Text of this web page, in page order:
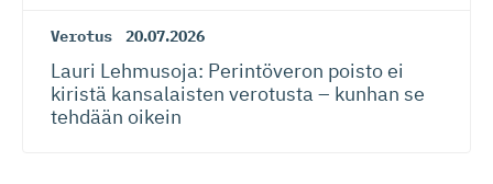
Verotus 20.07.2026
Lauri Lehmusoja: Perintöveron poisto ei
kiristä kansalaisten verotusta – kunhan se
tehdään oikein